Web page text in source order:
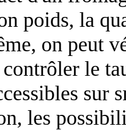
poids, la
on peut
le
sur
les